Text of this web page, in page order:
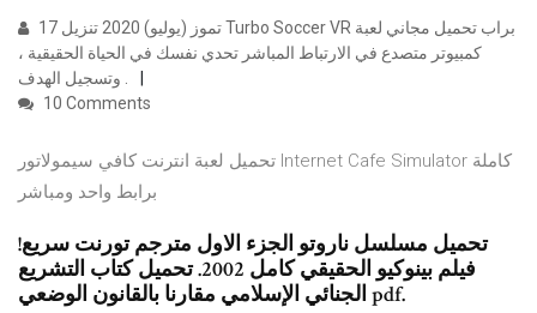
17 تموز (يوليو) 2020 تنزيل Turbo Soccer VR براب تحميل مجاني لعبة
كمبيوتر متصدع في الارتباط المباشر تحدي نفسك في الحياة الحقيقية ،
وتسجيل الهدف .
10 Comments
تحميل لعبة انترنت كافي سيمولاتور Internet Cafe Simulator كاملة
برابط واحد ومباشر
تحميل مسلسل ناروتو الجزء الاول مترجم تورنت سريع!
فيلم بينوكيو الحقيقي كامل 2002. تحميل كتاب التشريع
الجنائي الإسلامي مقارنا بالقانون الوضعي pdf.